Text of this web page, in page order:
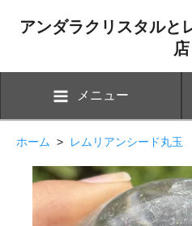
アンダラクリスタルと
店
メニュー
ホーム > レムリアンシード丸玉